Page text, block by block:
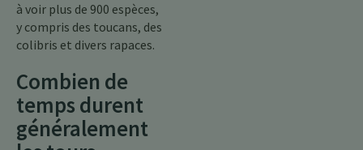
à voir plus de 900 espèces,
y compris des toucans, des
colibris et divers rapaces.
Combien de
temps durent
généralement